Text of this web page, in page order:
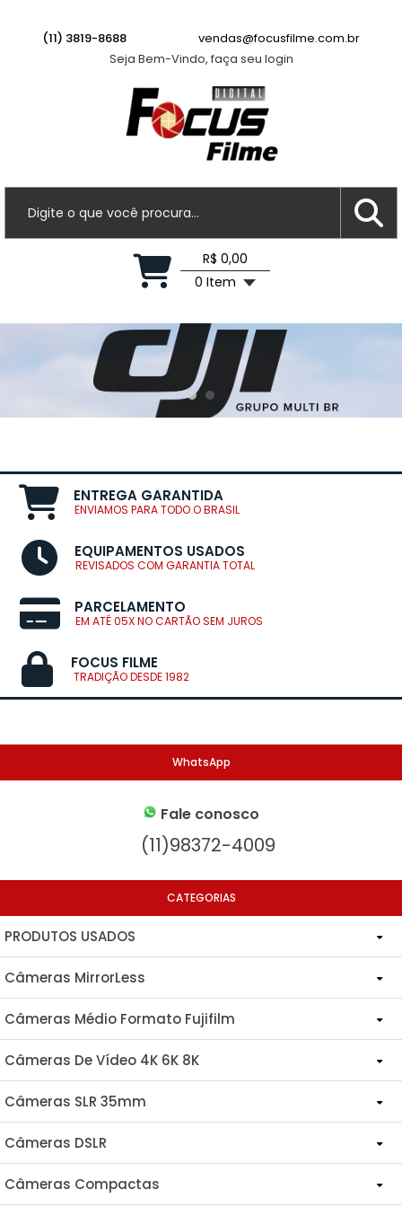
(11) 3819-8688
vendas@focusfilme.com.br
Seja Bem-Vindo, faça seu login
R$ 0,00
0 Item
ENTREGA GARANTIDA
ENVIAMOS PARA TODO O BRASIL
EQUIPAMENTOS USADOS
REVISADOS COM GARANTIA TOTAL
PARCELAMENTO
EM ATÉ 05X NO CARTÃO SEM JUROS
FOCUS FILME
TRADIÇÃO DESDE 1982
WhatsApp
Fale conosco
(11)98372-4009
CATEGORIAS
PRODUTOS USADOS
Acessórios Diversos | Usados
Câmeras Digitais Usadas
Lentes Usadas
CANON
FUJIFILM
HASSELBLAD
Câmeras De Vídeo Usadas
Câmeras 35mm | Filme | Usadas
Câmera Médio E Grande Formato
Câmeras MirrorLess
Canon
Fujifilm
Nikon
Sony
Olympus
Câmeras Médio Formato Fujifilm
Câmeras Médio Formato
Lentes Médio Formato
Câmeras De Vídeo 4K 6K 8K
Blackmagic
Câmeras
Acessórios Blackmagic
Canon
JVC
Câmeras SLR 35mm
Leica
Câmeras DSLR
Canon
Câmeras Compactas